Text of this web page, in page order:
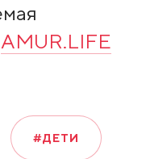
AMUR.LIFE
#ДЕТИ